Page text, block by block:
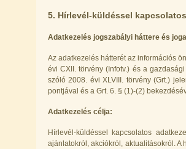
5. Hírlevél-küldéssel
Adatkezelés jogszabályi háttere és
Az adatkezelés hátterét az információs
évi CXII. törvény (Infotv.) és a
szóló 2008. évi XLVIII. törvény (Grt.)
pontjával és a Grt. 6. § (1)-(2)
Adatkezelés célja:
Hírlevél-küldéssel kapcsolatos
ajánlatokról, akciókról, aktualitásokról.